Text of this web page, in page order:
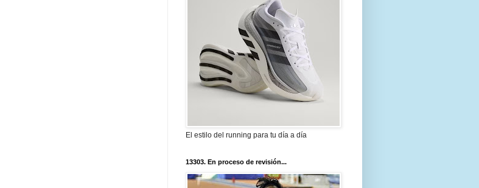
El estilo del running para tu día a día
13303. En proceso de revisión...